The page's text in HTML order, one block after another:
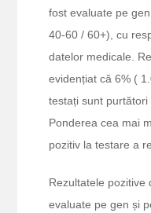
fost evaluate pe
40-60 / 60+), cu
datelor medicale.
evidențiat că 6% (
testați sunt
Ponderea cea mai
pozitiv la testare a
Rezultatele pozitive
evaluate pe gen și